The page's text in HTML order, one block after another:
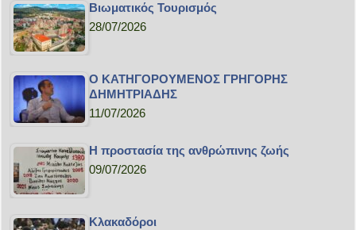
Bιωματικός Τουρισμός
28/07/2026
Ο ΚΑΤΗΓΟΡΟΥΜΕΝΟΣ ΓΡΗΓΟΡΗΣ
ΔΗΜΗΤΡΙΑΔΗΣ
11/07/2026
H προστασία της ανθρώπινης ζωής
09/07/2026
Κλακαδόροι